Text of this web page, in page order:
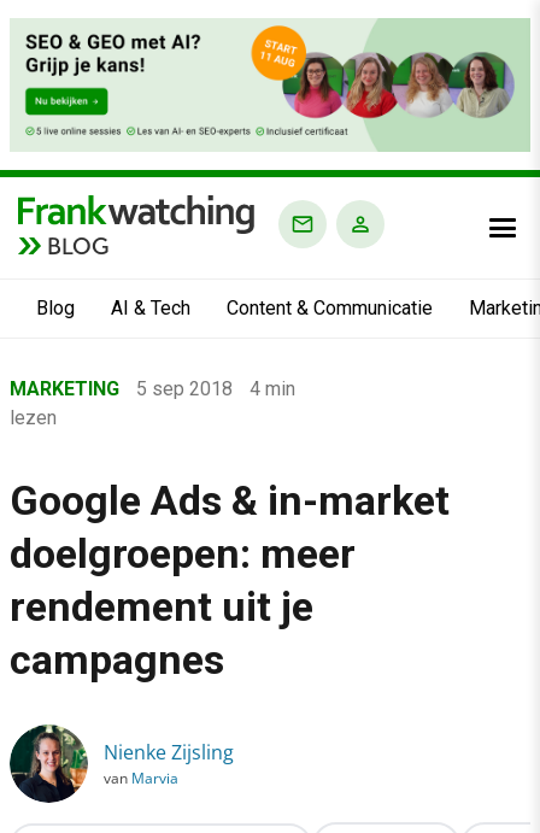
BLOG
Blog AI & Tech Content & Communicatie
›
Marketing
›
Google Ads & in-market doelgroepen: meer rendement uit je
MARKETING 5 sep 2018
4 min
lezen
Google Ads & in-market
doelgroepen: meer
rendement uit je
campagnes
Nienke Zijsling
van Marvia